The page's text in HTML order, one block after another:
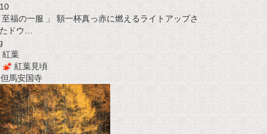
10
至福の一服 」 額一杯真っ赤に燃えるライトアップさ
ドウ…
紅葉
紅葉見頃
馬安国寺